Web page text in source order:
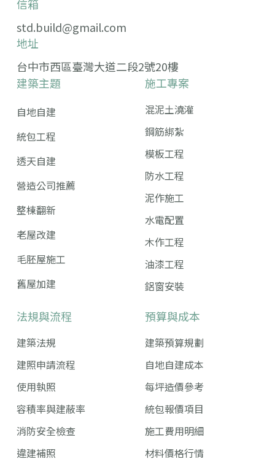
信箱
std.build@gmail.com
地址
台中市西區臺灣大道二段2號20樓
建築主題
自地自建
統包工程
透天自建
營造公司推薦
整棟翻新
老屋改建
毛胚屋施工
舊屋加建
施工專案
混泥土澆灌
鋼筋綁紮
模板工程
防水工程
泥作施工
水電配置
木作工程
油漆工程
鋁窗安裝
法規與流程
建築法規
建照申請流程
使用執照
容積率與建蔽率
消防安全檢查
違建補照
預算與成本
建築預算規劃
自地自建成本
每坪造價參考
統包報價項目
施工費用明細
材料價格行情